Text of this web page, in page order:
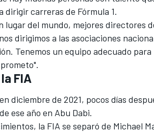
dirigir carreras de Fórmula 1.
lugar del mundo, mejores directores
dirigimos a las asociaciones
Tenemos un equipo adecuado para
FIA
diciembre de 2021, pocos días
ese año en Abu Dabi.
la FIA se separó de Michael